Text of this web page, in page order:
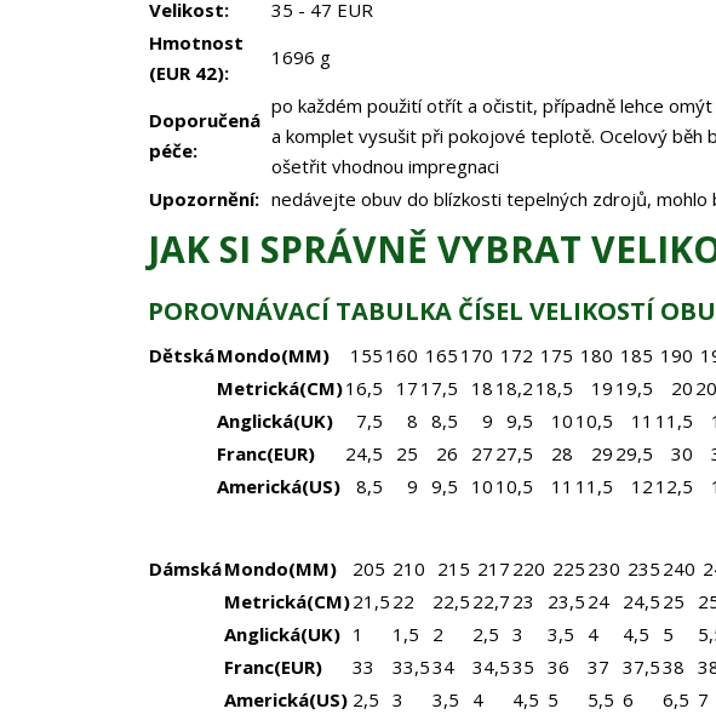
Velikost:
35 - 47 EUR
Hmotnost
(EUR 42):
1696 g
Doporučená
péče:
po každém použití otřít a očistit, případně lehce
a komplet vysušit při pokojové teplotě. Ocelový běh
ošetřit vhodnou impregnaci
Upozornění: nedávejte obuv do blízkosti tepelných zdrojů, mohlo
JAK SI SPRÁVNĚ VYBRAT
POROVNÁVACÍ TABULKA ČÍSEL VELIKOSTÍ
DětskáMondo(MM) 155 160 165 170 172 175 180 185 190
Metrická(CM)16,5 17 17,5 18 18,2 18,5 19 19,5 20
Anglická(UK)
7,5 8 8,5 9 9,5 10 10,5 11 11,5
Franc(EUR)
24,5 25 26 27 27,5 28 29 29,5 30
Americká(US)
8,5 9 9,5 10 10,5 11 11,5 12 12,5
DámskáMondo(MM) 205 210 215 217 220 225 230 235 240
Metrická(CM)21,5 22 22,5 22,7 23 23,5 24 24,5 25
Anglická(UK) 1 1,5 2 2,5 3 3,5 4 4,5 5
Franc(EUR)
33 33,534 34,535 36 37 37,538
Americká(US) 2,5 3 3,5 4 4,5 5 5,5 6 6,5 7